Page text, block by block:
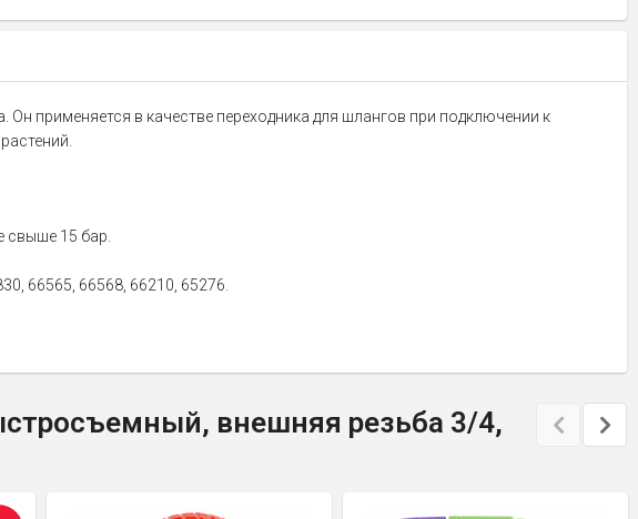
применяется в качестве переходника для шлангов при подключении к
свыше 15 бар.
66565, 66568, 66210, 65276.
внешняя резьба 3/4,